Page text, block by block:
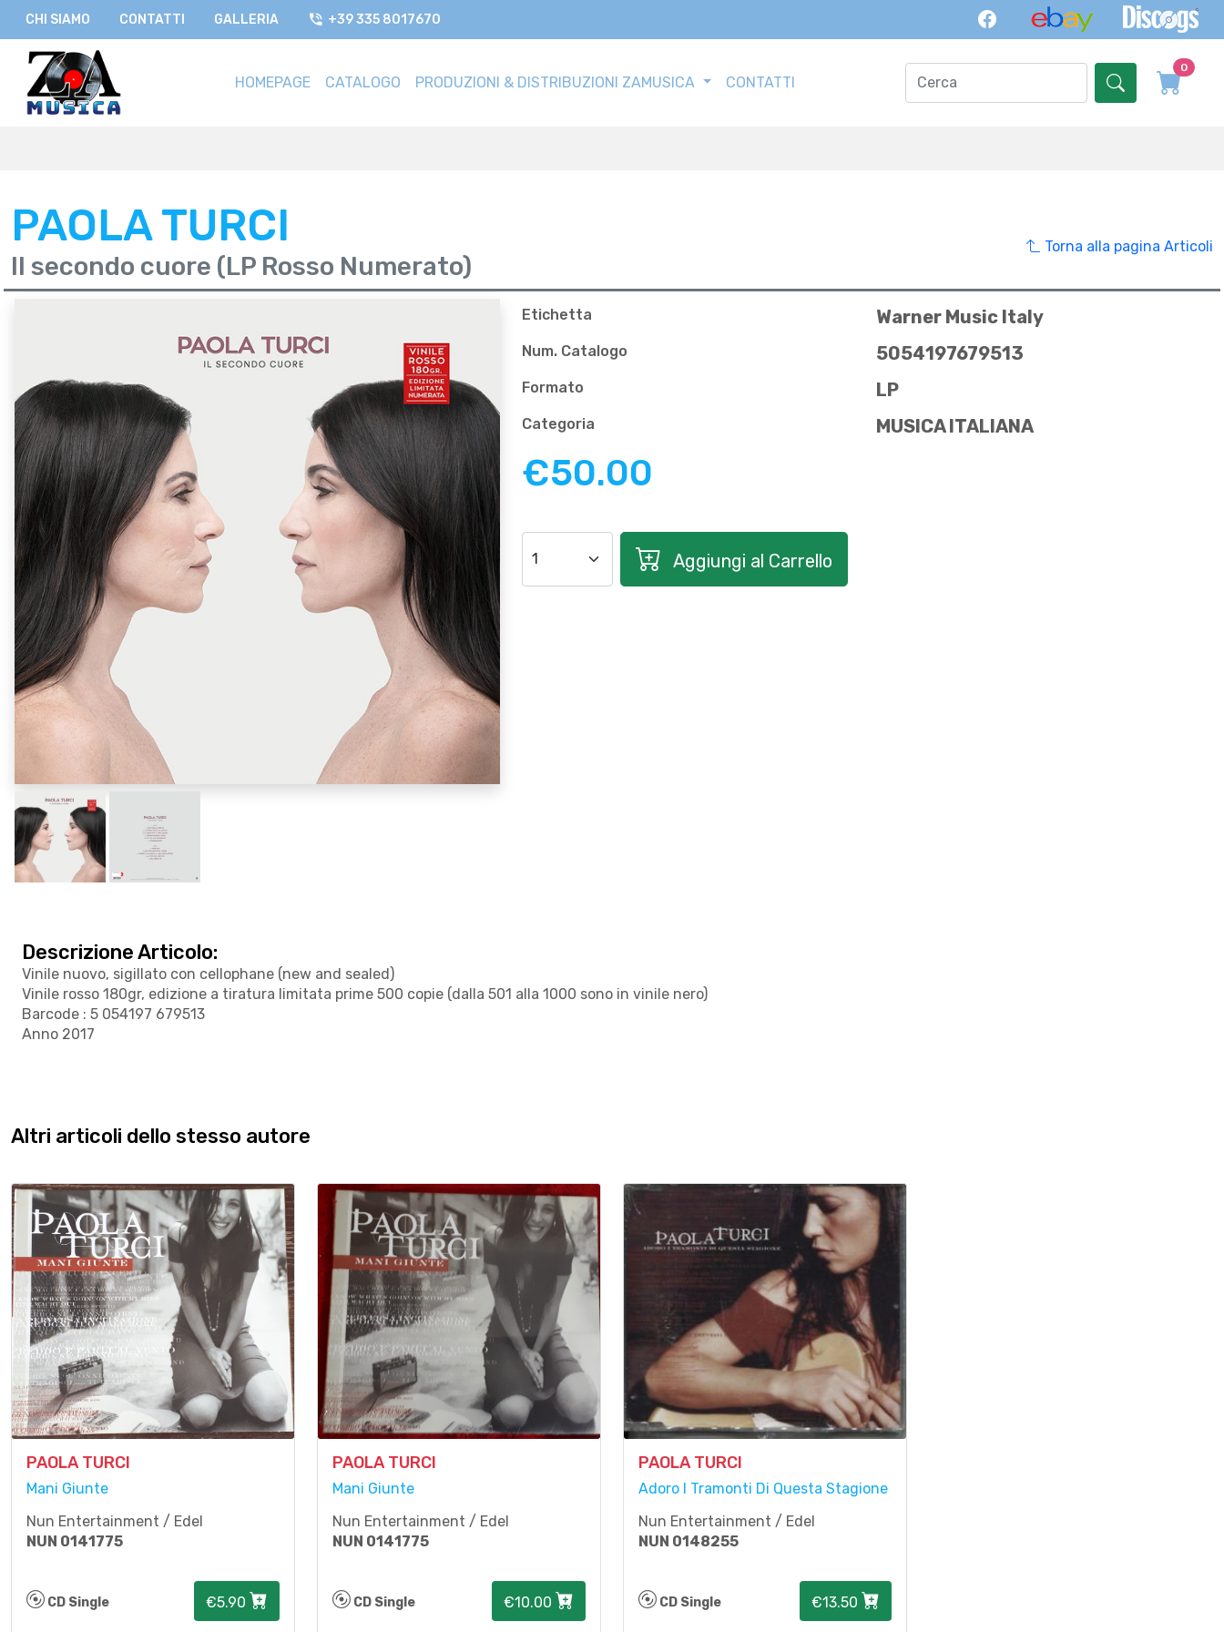
CHI SIAMO CONTATTI GALLERIA +39 335 8017670
HOMEPAGE CATALOGO PRODUZIONI & DISTRIBUZIONI ZAMUSICA CONTATTI
0
PAOLA TURCI
Il secondo cuore (LP Rosso Numerato)
Torna alla pagina Articoli
Etichetta Warner Music Italy
Num. Catalogo 5054197679513
Formato LP
Categoria MUSICA ITALIANA
€50.00
Aggiungi al Carrello
Descrizione Articolo:
Vinile nuovo, sigillato con cellophane (new and sealed)
Vinile rosso 180gr, edizione a tiratura limitata prime 500 copie (dalla 501 alla 1000 sono in vinile nero)
Barcode : 5 054197 679513
Anno 2017
Altri articoli dello stesso autore
PAOLA TURCI
Mani Giunte
Nun Entertainment / Edel
NUN 0141775
CD Single €5.90
PAOLA TURCI
Mani Giunte
Nun Entertainment / Edel
NUN 0141775
CD Single €10.00
PAOLA TURCI
Adoro I Tramonti Di Questa Stagione
Nun Entertainment / Edel
NUN 0148255
CD Single €13.50